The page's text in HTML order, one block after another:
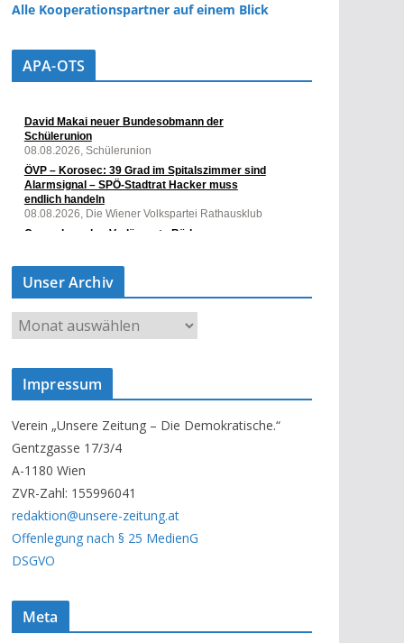
Alle Kooperationspartner auf einem Blick
APA-OTS
Unser Archiv
U
n
s
A
r
c
h
i
v
Impressum
Verein „Unsere Zeitung – Die Demokratische.“
Gentzgasse 17/3/4
A-1180 Wien
ZVR-Zahl: 155996041
redaktion@unsere-zeitung.at
Offenlegung nach § 25 MedienG
DSGVO
Meta